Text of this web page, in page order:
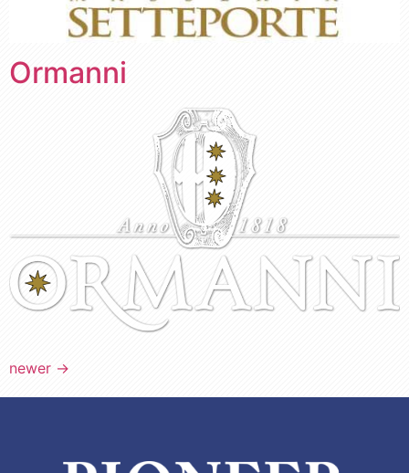
Ormanni
newer →